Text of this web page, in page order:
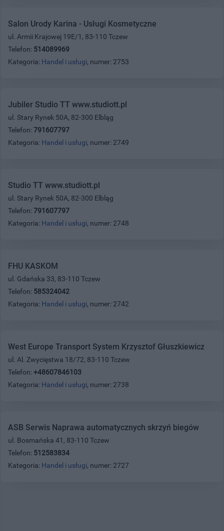
Salon Urody Karina - Usługi Kosmetyczne
ul. Armii Krajowej 19E/1, 83-110 Tczew
Telefon: 514089969
Kategoria: Handel i usługi, numer: 2753
Jubiler Studio TT www.studiott.pl
ul. Stary Rynek 50A, 82-300 Elbląg
Telefon: 791607797
Kategoria: Handel i usługi, numer: 2749
Studio TT www.studiott.pl
ul. Stary Rynek 50A, 82-300 Elbląg
Telefon: 791607797
Kategoria: Handel i usługi, numer: 2748
FHU KASKOM
ul. Gdańska 33, 83-110 Tczew
Telefon: 585324042
Kategoria: Handel i usługi, numer: 2742
West Europe Transport System Krzysztof Głuszkiewicz
ul. Al. Zwycięstwa 18/72, 83-110 Tczew
Telefon: +48607846103
Kategoria: Handel i usługi, numer: 2738
ASB Serwis Naprawa automatycznych skrzyń biegów
ul. Bosmańska 41, 83-110 Tczew
Telefon: 512583834
Kategoria: Handel i usługi, numer: 2727